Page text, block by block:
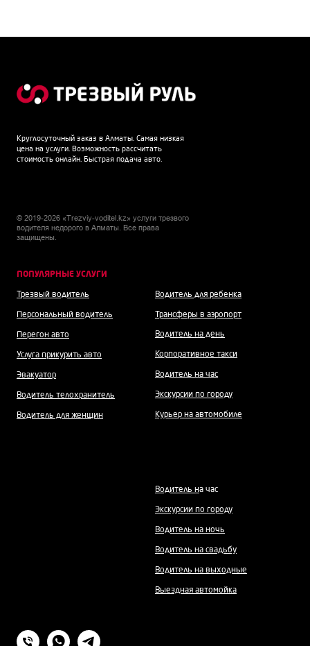
Круглосуточный заказ в Алматы. Самая низкая
цена на услуги. Возможность рассчитать
стоимость онлайн. Быстрая подача авто.
© 2019-2026 «Trezviy-voditel.kz» услуги трезвого
водителя недорого в Алматы. Все права
защищены.
ПОПУЛЯРНЫЕ УСЛУГИ
Трезвый водитель
Персональный водитель
Перегон авто
Услуга прикурить авто
Эвакуатор
Водитель телохранитель
Водитель для женщин
Водитель для ребенка
Трансферы в аэропорт
Водитель на день
Корпоративное такси
Водитель на час
Экскурсии по городу
Курьер на автомобиле
Водитель на час
Экскурсии по городу
Водитель на ночь
Водитель на свадьбу
Водитель на выходные
Выездная автомойка